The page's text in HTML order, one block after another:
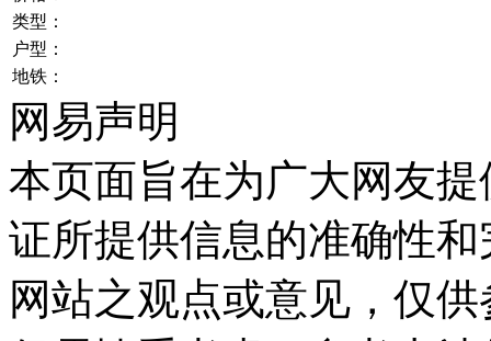
类型：
户型：
地铁：
网易声明
本页面旨在为广大网友
证所提供信息的准确性
网站之观点或意见，仅